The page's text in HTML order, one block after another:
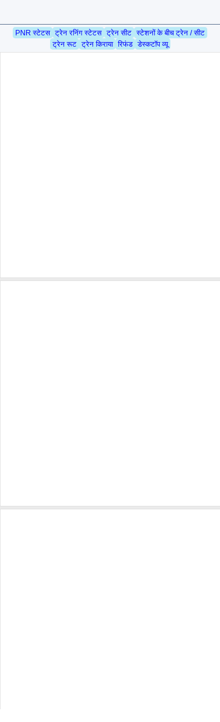
PNR स्टेटस ट्रेन रनिंग स्टेटस ट्रेन सीट स्टेशनों के बीच ट्रेन / सीट
ट्रेन रूट ट्रेन किराया रिफंड डेस्कटॉप व्यू